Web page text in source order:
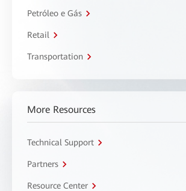
Petróleo e Gás
Retail
Transportation
More Resources
Technical Support
Partners
Resource Center